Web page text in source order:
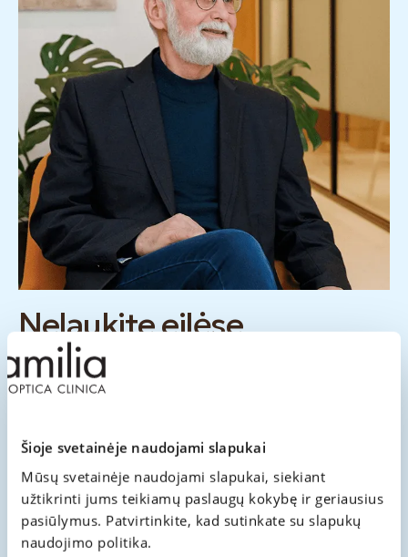
Šioje svetainėje naudojami slapukai
Mūsų svetainėje naudojami slapukai, siekiant
užtikrinti jums teikiamų paslaugų kokybę ir geriausius
pasiūlymus. Patvirtinkite, kad sutinkate su slapukų
naudojimo politika.
Nelaukite eilėse
specialisto konsultacijos
Kontaktai
Registracija vizitui